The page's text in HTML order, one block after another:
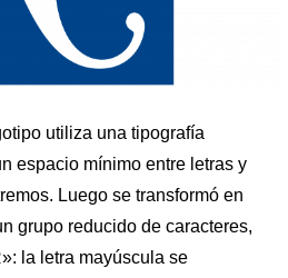
utiliza una tipografía
espacio mínimo entre letras y
Luego se transformó en
grupo reducido de caracteres,
la letra mayúscula se